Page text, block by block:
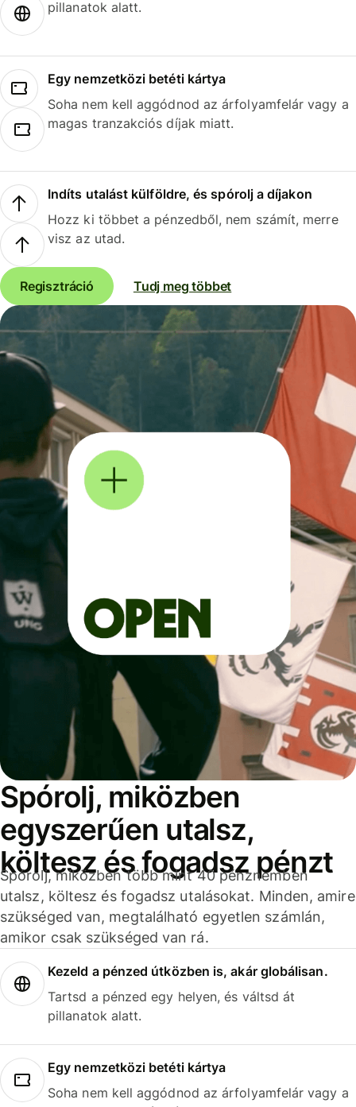
pillanatok alatt.
Egy nemzetközi betéti kártya
Soha nem kell aggódnod az árfolyamfelár vagy a
magas tranzakciós díjak miatt.
Indíts utalást külföldre, és spórolj a díjakon
Hozz ki többet a pénzedből, nem számít, merre
visz az utad.
Regisztráció Tudj meg többet
Spórolj, miközben
egyszerűen utalsz,
költesz és fogadsz pénzt
Spórolj, miközben több mint 40 pénznemben
utalsz, költesz és fogadsz utalásokat. Minden, amire
szükséged van, megtalálható egyetlen számlán,
amikor csak szükséged van rá.
Kezeld a pénzed útközben is, akár globálisan.
Tartsd a pénzed egy helyen, és váltsd át
pillanatok alatt.
Egy nemzetközi betéti kártya
Soha nem kell aggódnod az árfolyamfelár vagy a